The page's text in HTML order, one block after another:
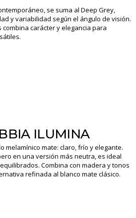
se suma al Deep Grey,
y variabilidad según el ángulo de visión.
combina carácter y elegancia para
ILUMINA
melamínico mate: claro, frío y elegante.
en una versión más neutra, es ideal
Combina con madera y tonos
refinada al blanco mate clásico.